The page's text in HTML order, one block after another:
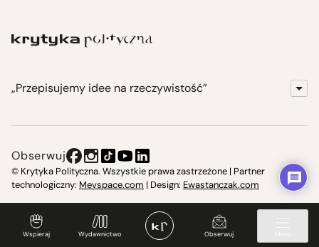
Wspieraj Wydawnictwo Obserwuj
„Przepisujemy idee na rzeczywistość”
Instytut Krytyki Politycznej
Świetlica w Cieszynie
Obserwuj
© Krytyka Polityczna. Wszystkie prawa zastrzeżone | Partner
technologiczny: Mevspace.com | Design: Ewastanczak.com